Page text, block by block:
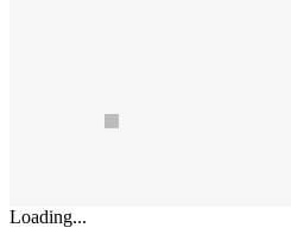
Loading...